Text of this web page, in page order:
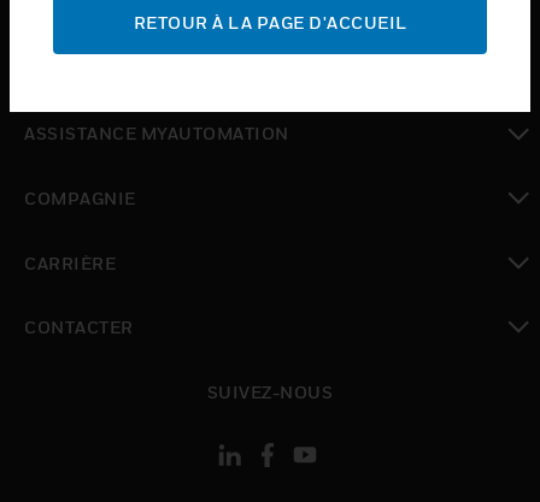
toggle view
toggle view
ASSISTANCE MYAUTOMATION
COMPAGNIE
CARRIÈRE
CONTACTER
SUIVEZ-NOUS
RETOUR À LA PAGE D'ACCUEIL